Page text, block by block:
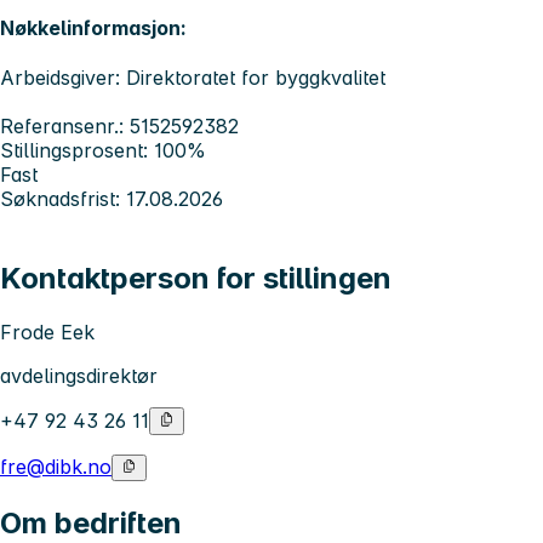
Nøkkelinformasjon:
Arbeidsgiver: Direktoratet for byggkvalitet
Referansenr.: 5152592382
Stillingsprosent: 100%
Fast
Søknadsfrist: 17.08.2026
Kontaktperson for stillingen
Frode Eek
avdelingsdirektør
+47 92 43 26 11
fre@dibk.no
Om bedriften